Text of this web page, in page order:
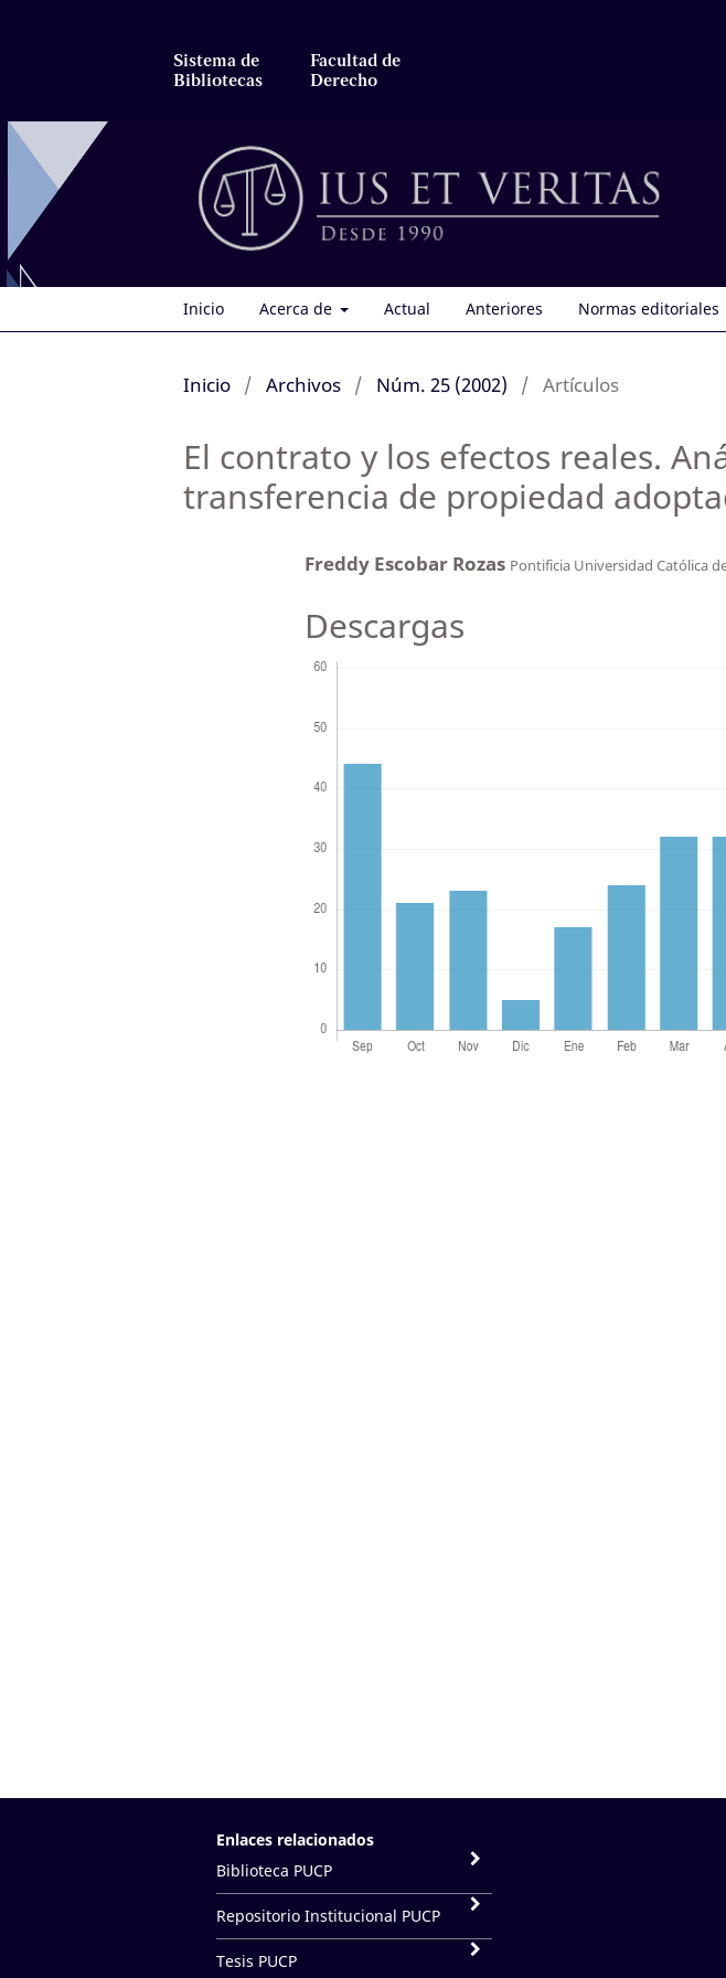
Sistema de
Bibliotecas
Facultad de
Derecho
Inicio Acerca de Actual Anteriores Normas editoriales
Inicio / Archivos / Núm. 25 (2002) / Artículos
El contrato y los efectos reales.
transferencia de propiedad
Freddy Escobar Rozas Pontificia Universidad Católica
Descargas
Enlaces relacionados
Biblioteca PUCP
Repositorio Institucional PUCP
Tesis PUCP